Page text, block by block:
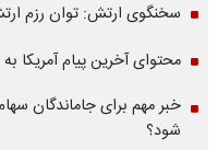
سخنگوی ارتش: توان رزم
محتوای آخرین پیام آمریکا
خبر مهم برای جاماندگان
شود؟